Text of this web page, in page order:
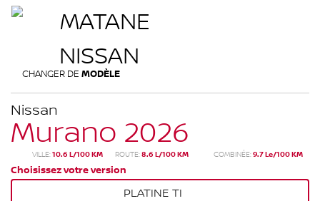
CHANGER DE MODÈLE
Nissan
Murano 2026
VILLE:10.6 L/100 KM ROUTE:8.6 L/100 KM COMBINÉE:9.7 Le/100 KM
Choisissez votre version
PLATINE TI